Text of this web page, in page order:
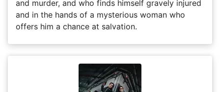
and murder, and who finds himself gravely injured
and in the hands of a mysterious woman who
offers him a chance at salvation.